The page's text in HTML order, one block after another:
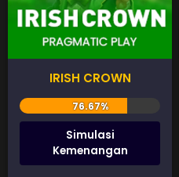
IRISH CROWN
Simulasi
Kemenangan